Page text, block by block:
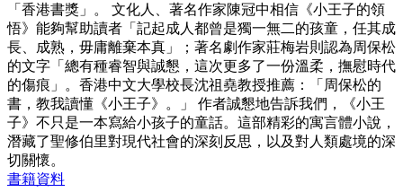
「香港書獎」。 文化人、著名作家陳冠中相信《小王子的領
悟》能夠幫助讀者「記起成人都曾是獨一無二的孩童，任其成
長、成熟，毋庸離棄本真」；著名劇作家莊梅岩則認為周保松
的文字「總有種睿智與誠懇，這次更多了一份溫柔，撫慰時代
的傷痕」。香港中文大學校長沈祖堯教授推薦：「周保松的
書，教我讀懂《小王子》。」 作者誠懇地告訴我們，《小王
子》不只是一本寫給小孩子的童話。這部精彩的寓言體小說，
潛藏了聖修伯里對現代社會的深刻反思，以及對人類處境的深
切關懷。
書籍資料